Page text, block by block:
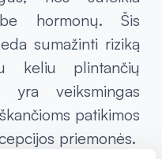
hormonų. Šis
sumažinti riziką
keliu plintančių
yra veiksmingas
patikimos
priemonės.